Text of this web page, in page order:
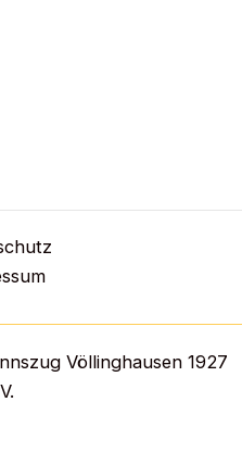
Völlinghausen 1927